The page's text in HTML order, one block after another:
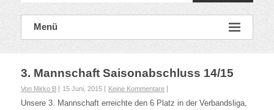
Menü
3. Mannschaft Saisonabschluss 14/15
Von Mirko B 15 Juni, 2015 Keine Kommentare
Unsere 3. Mannschaft erreichte den 6 Platz in der Verbandsliga,